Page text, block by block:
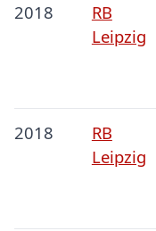
2018
RB
Leipzig
2018
RB
Leipzig